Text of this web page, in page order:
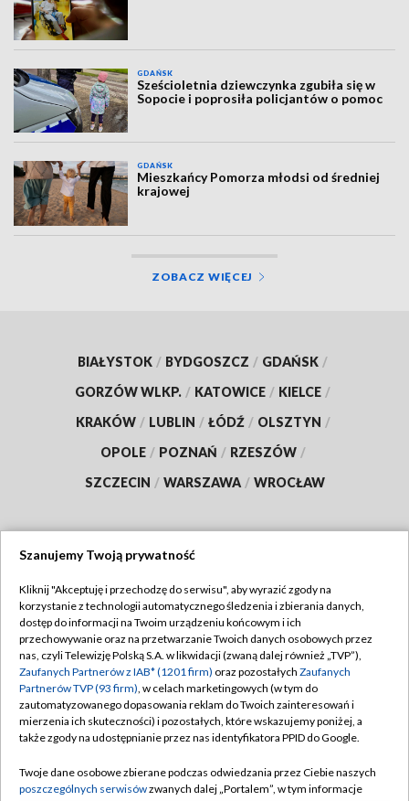
GDAŃSK
Sześcioletnia dziewczynka zgubiła się w
Sopocie i poprosiła policjantów o pomoc
GDAŃSK
Mieszkańcy Pomorza młodsi od średniej
krajowej
ZOBACZ WIĘCEJ
BIAŁYSTOK / BYDGOSZCZ / GDAŃSK /
GORZÓW WLKP. / KATOWICE / KIELCE /
KRAKÓW / LUBLIN / ŁÓDŹ / OLSZTYN /
OPOLE / POZNAŃ / RZESZÓW /
SZCZECIN / WARSZAWA / WROCŁAW
TVP
Abonament TVP
Emisja w TVP
Centrum informacji TVP
Naziemna Telewizja Cyfrowa
Rada Programowa
Regulamin TVP
Polityka prywatności
Moje zgody
Pomoc
Kontakt
Szanujemy Twoją prywatność
Kliknij "Akceptuję i przechodzę do serwisu", aby wyrazić zgody na
korzystanie z technologii automatycznego śledzenia i zbierania danych,
dostęp do informacji na Twoim urządzeniu końcowym i ich
przechowywanie oraz na przetwarzanie Twoich danych osobowych przez
nas, czyli Telewizję Polską S.A. w likwidacji (zwaną dalej również „TVP”),
Zaufanych Partnerów z IAB* (1201 firm) oraz pozostałych Zaufanych
Partnerów TVP (93 firm), w celach marketingowych (w tym do
zautomatyzowanego dopasowania reklam do Twoich zainteresowań i
mierzenia ich skuteczności) i pozostałych, które wskazujemy poniżej, a
także zgody na udostępnianie przez nas identyfikatora PPID do Google.
Twoje dane osobowe zbierane podczas odwiedzania przez Ciebie naszych
poszczególnych serwisówzwanych dalej „Portalem”, w tym informacje